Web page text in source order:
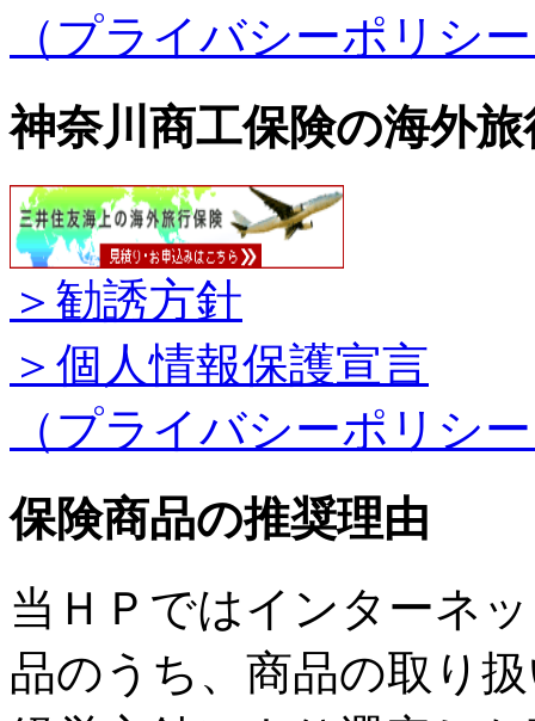
（プライバシーポリシ
神奈川商工保険の海外
＞勧誘方針
＞個人情報保護宣言
（プライバシーポリシ
保険商品の推奨理由
当ＨＰではインターネ
品のうち、商品の取り